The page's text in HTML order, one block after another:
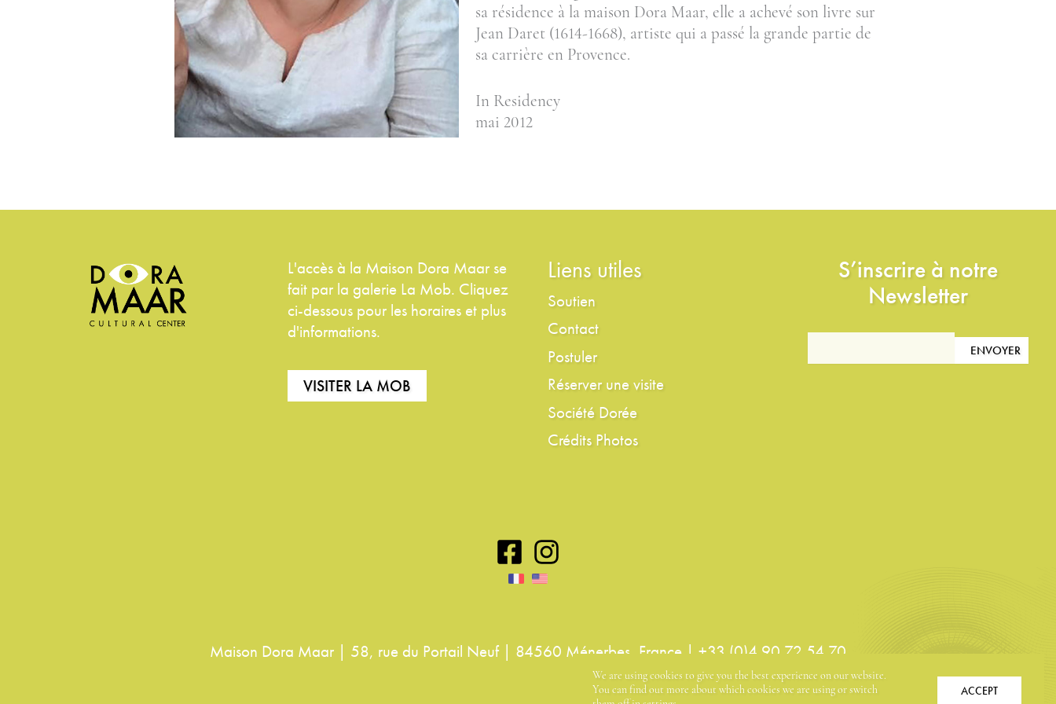
sa résidence à la maison Dora Maar, elle a achevé son livre sur
Jean Daret (1614-1668), artiste qui a passé la grande partie de
sa carrière en Provence.
In Residency
mai 2012
L'accès à la Maison Dora Maar se
fait par la galerie La Mob. Cliquez
ci-dessous pour les horaires et plus
d'informations.
VISITER LA MOB
Liens utiles
Soutien
Contact
Postuler
Réserver une visite
Société Dorée
Crédits Photos
S’inscrire à notre
Newsletter
Maison Dora Maar | 58, rue du Portail Neuf | 84560 Ménerbes, France | +33 (0)4 90 72 54 70
We are using cookies to give you the best experience on our website.
You can find out more about which cookies we are using or switch
ACCEPT